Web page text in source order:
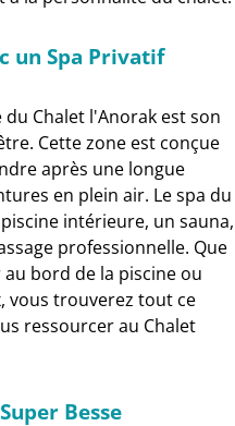
un Spa Privatif
Chalet l'Anorak est son
Cette zone est conçue
après une longue
en plein air. Le spa du
intérieure, un sauna,
professionnelle. Que
bord de la piscine ou
vous trouverez tout ce
ressourcer au Chalet
Besse